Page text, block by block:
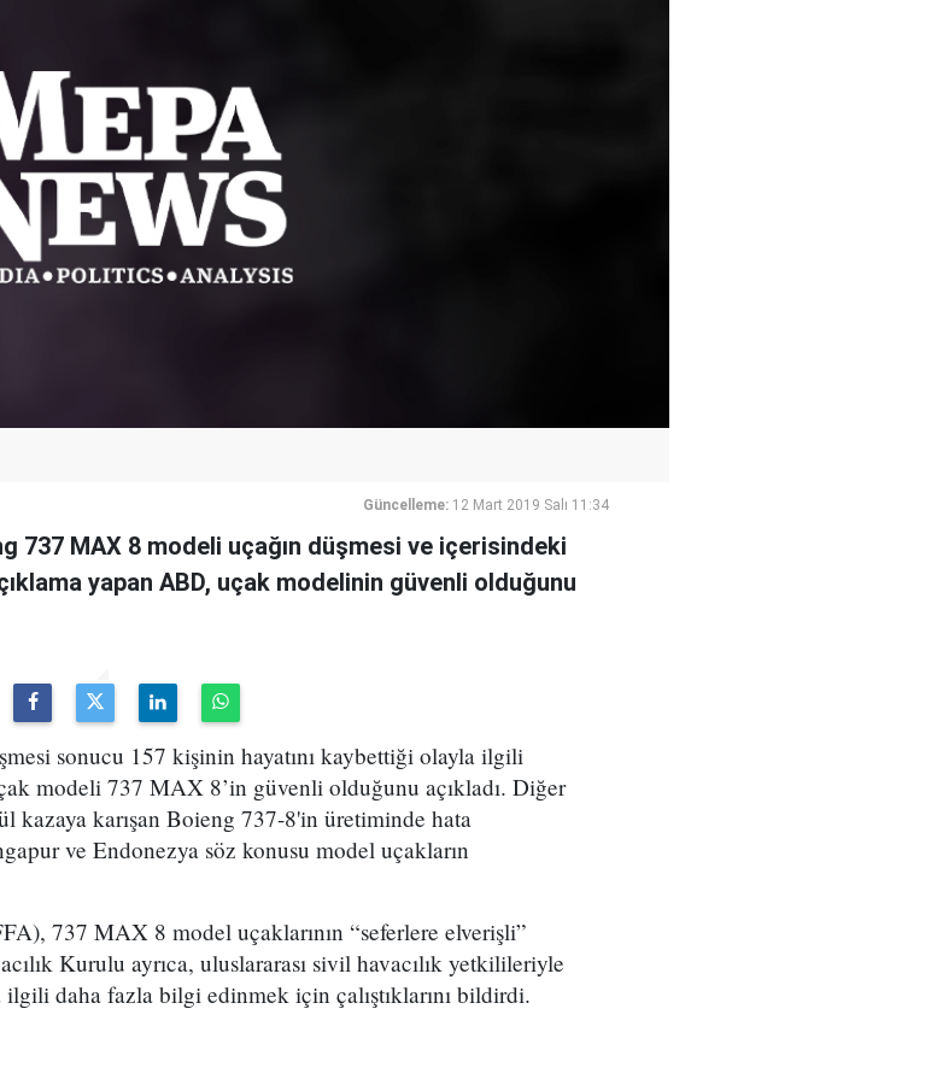
Güncelleme: 12 Mart 2019 Salı 11:34
737 MAX 8 modeli uçağın düşmesi ve içerisindeki
yapan ABD, uçak modelinin güvenli olduğunu
sonucu 157 kişinin hayatını kaybettiği olayla ilgili
modeli 737 MAX 8’in güvenli olduğunu açıkladı. Diğer
kazaya karışan Boieng 737-8'in üretiminde hata
ve Endonezya söz konusu model uçakların
737 MAX 8 model uçaklarının “seferlere elverişli”
Kurulu ayrıca, uluslararası sivil havacılık yetkilileriyle
daha fazla bilgi edinmek için çalıştıklarını bildirdi.